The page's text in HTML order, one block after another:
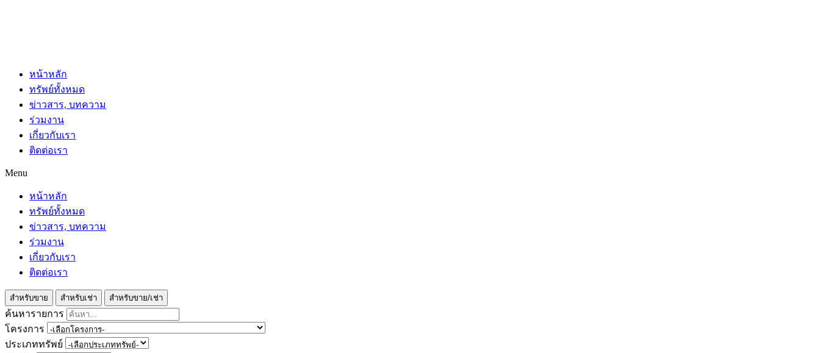
หน้าหลัก
ทรัพย์ทั้งหมด
ข่าวสาร, บทความ
ร่วมงาน
เกี่ยวกับเรา
ติดต่อเรา
Menu
หน้าหลัก
ทรัพย์ทั้งหมด
ข่าวสาร, บทความ
ร่วมงาน
เกี่ยวกับเรา
ติดต่อเรา
สำหรับขาย สำหรับเช่า สำหรับขาย/เช่า
ค้นหารายการ
โครงการ
ประเภททรัพย์